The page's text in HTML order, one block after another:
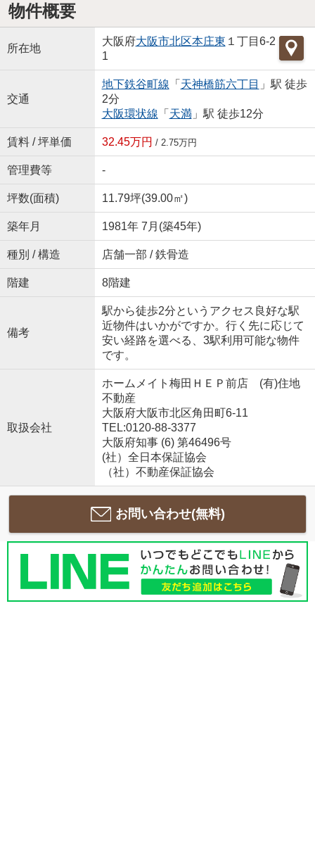
物件概要
所在地
大阪府大阪市北区本庄東 １丁目6-2
1
交通
地下鉄谷町線 「 天神橋筋六丁目 」駅 徒歩
2分
大阪環状線 「 天満」駅 徒歩12分
賃料 / 坪単価 32.45万円 / 2.75万円
管理費等 -
坪数(面積) 11.79坪(39.00㎡)
築年月 1981年 7月(築45年)
種別 / 構造 店舗一部 / 鉄骨造
階建 8階建
備考
駅から徒歩2分というアクセス良好な駅
近物件はいかがですか。行く先に応じて
安い経路を選べる、3駅利用可能な物件
です。
取扱会社
ホームメイト梅田ＨＥＰ前店 (有)住地
不動産
大阪府大阪市北区角田町6-11
TEL:0120-88-3377
大阪府知事 (6) 第46496号
(社）全日本保証協会
（社）不動産保証協会
お問い合わせ(無料)